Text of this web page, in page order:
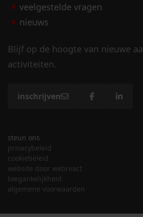
veelgestelde vragen
nieuws
Blijf op de hoogte van nieuwe
activiteiten.
inschrijven
steun ons
privacybeleid
cookiebeleid
website door webreact
toegankelijkheid
algemene voorwaarden